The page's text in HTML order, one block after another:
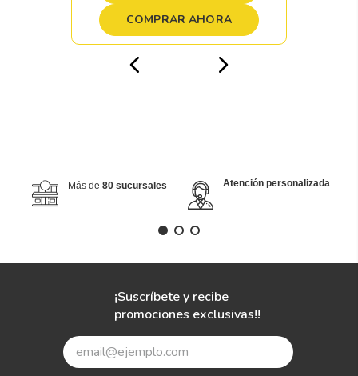
COMPRAR AHORA
Más de 80 sucursales Atención personalizada
¡Suscríbete y recibe
promociones exclusivas!!